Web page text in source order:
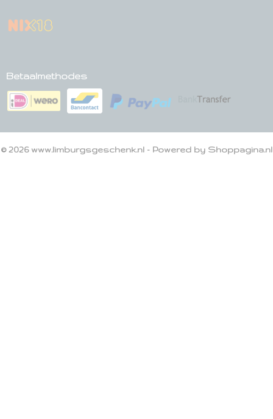
Betaalmethodes
© 2026 www.limburgsgeschenk.nl - Powered by Shoppagina.nl